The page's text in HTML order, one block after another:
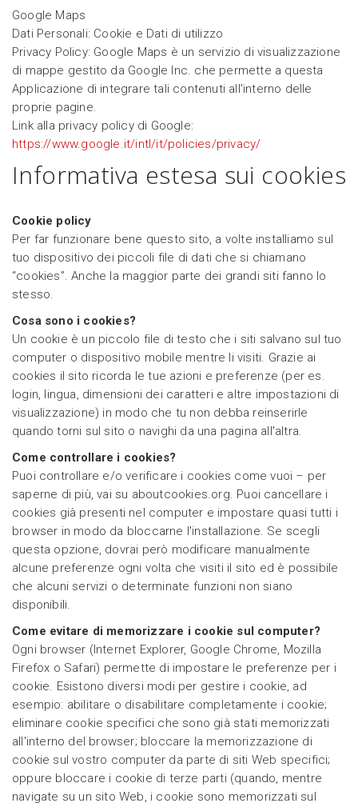
Google Maps
Dati Personali: Cookie e Dati di utilizzo
Privacy Policy: Google Maps è un servizio di visualizzazione
di mappe gestito da Google Inc. che permette a questa
Applicazione di integrare tali contenuti all'interno delle
proprie pagine.
Link alla privacy policy di Google:
https://www.google.it/intl/it/policies/privacy/
Informativa estesa sui cookies
Cookie policy
Per far funzionare bene questo sito, a volte installiamo sul
tuo dispositivo dei piccoli file di dati che si chiamano
“cookies”. Anche la maggior parte dei grandi siti fanno lo
stesso.
Cosa sono i cookies?
Un cookie è un piccolo file di testo che i siti salvano sul tuo
computer o dispositivo mobile mentre li visiti. Grazie ai
cookies il sito ricorda le tue azioni e preferenze (per es.
login, lingua, dimensioni dei caratteri e altre impostazioni di
visualizzazione) in modo che tu non debba reinserirle
quando torni sul sito o navighi da una pagina all'altra.
Come controllare i cookies?
Puoi controllare e/o verificare i cookies come vuoi – per
saperne di più, vai su aboutcookies.org. Puoi cancellare i
cookies già presenti nel computer e impostare quasi tutti i
browser in modo da bloccarne l'installazione. Se scegli
questa opzione, dovrai però modificare manualmente
alcune preferenze ogni volta che visiti il sito ed è possibile
che alcuni servizi o determinate funzioni non siano
disponibili.
Come evitare di memorizzare i cookie sul computer?
Ogni browser (Internet Explorer, Google Chrome, Mozilla
Firefox o Safari) permette di impostare le preferenze per i
cookie. Esistono diversi modi per gestire i cookie, ad
esempio: abilitare o disabilitare completamente i cookie;
eliminare cookie specifici che sono già stati memorizzati
all'interno del browser; bloccare la memorizzazione di
cookie sul vostro computer da parte di siti Web specifici;
oppure bloccare i cookie di terze parti (quando, mentre
navigate su un sito Web, i cookie sono memorizzati sul